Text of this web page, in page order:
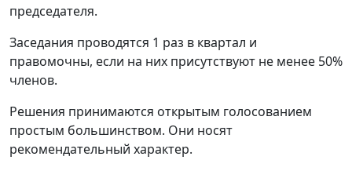
председателя.
Заседания проводятся 1 раз в квартал и
правомочны, если на них присутствуют не менее 50%
членов.
Решения принимаются открытым голосованием
простым большинством. Они носят
рекомендательный характер.